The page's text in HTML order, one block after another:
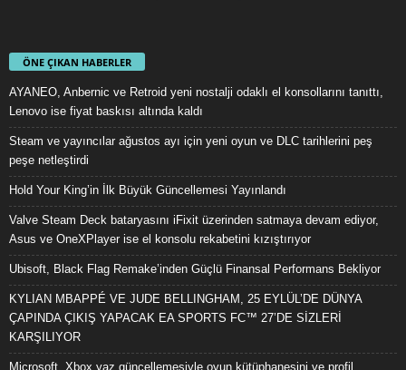
ÖNE ÇIKAN HABERLER
AYANEO, Anbernic ve Retroid yeni nostalji odaklı el konsollarını tanıttı,
Lenovo ise fiyat baskısı altında kaldı
Steam ve yayıncılar ağustos ayı için yeni oyun ve DLC tarihlerini peş
peşe netleştirdi
Hold Your King’in İlk Büyük Güncellemesi Yayınlandı
Valve Steam Deck bataryasını iFixit üzerinden satmaya devam ediyor,
Asus ve OneXPlayer ise el konsolu rekabetini kızıştırıyor
Ubisoft, Black Flag Remake’inden Güçlü Finansal Performans Bekliyor
KYLIAN MBAPPÉ VE JUDE BELLINGHAM, 25 EYLÜL’DE DÜNYA
ÇAPINDA ÇIKIŞ YAPACAK EA SPORTS FC™ 27’DE SİZLERİ
KARŞILIYOR
Microsoft, Xbox yaz güncellemesiyle oyun kütüphanesini ve profil